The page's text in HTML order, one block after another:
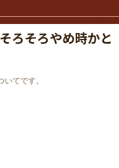
ろそろやめ時かと
てです。